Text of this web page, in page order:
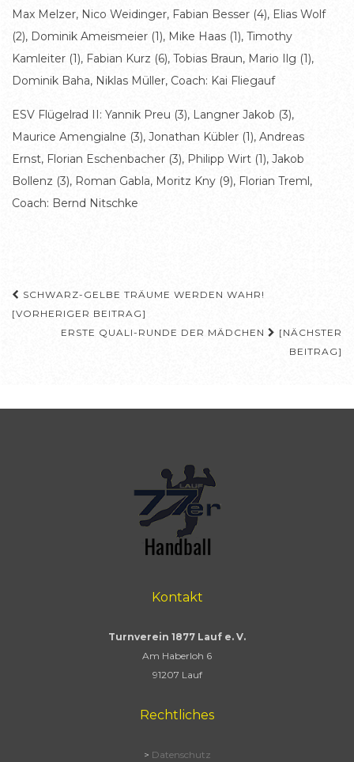
Max Melzer, Nico Weidinger, Fabian Besser (4), Elias Wolf
(2), Dominik Ameismeier (1), Mike Haas (1), Timothy
Kamleiter (1), Fabian Kurz (6), Tobias Braun, Mario Ilg (1),
Dominik Baha, Niklas Müller, Coach: Kai Fliegauf
ESV Flügelrad II: Yannik Preu (3), Langner Jakob (3),
Maurice Amengialne (3), Jonathan Kübler (1), Andreas
Ernst, Florian Eschenbacher (3), Philipp Wirt (1), Jakob
Bollenz (3), Roman Gabla, Moritz Kny (9), Florian Treml,
Coach: Bernd Nitschke
Beitragsnavigation
SCHWARZ-GELBE TRÄUME WERDEN WAHR!
[VORHERIGER BEITRAG]
ERSTE QUALI-RUNDE DER MÄDCHEN
[NÄCHSTER
BEITRAG]
Kontakt
Turnverein 1877 Lauf e. V.
Am Haberloh 6
91207 Lauf
Rechtliches
> Datenschutz